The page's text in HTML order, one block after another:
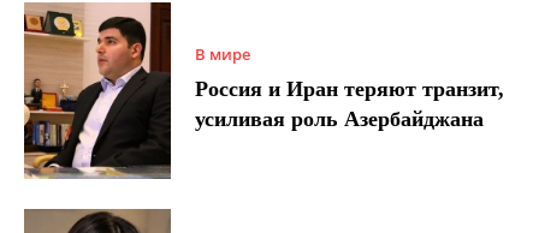
В мире
Россия и Иран теряют транзит,
усиливая роль Азербайджана